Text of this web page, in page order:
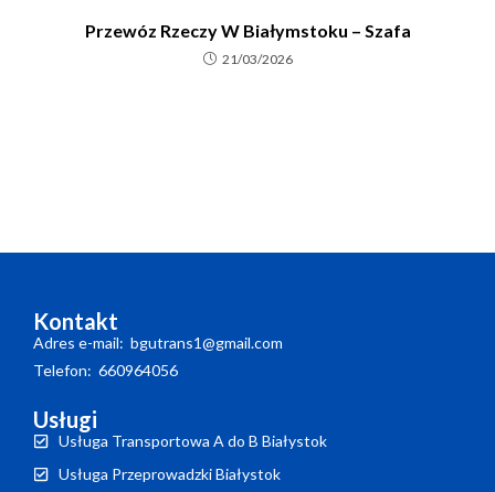
Przewóz Rzeczy W Białymstoku – Szafa
21/03/2026
Kontakt
Adres e-mail: bgutrans1@gmail.com
Telefon: 660964056
Usługi
Usługa Transportowa A do B Białystok
Usługa Przeprowadzki Białystok